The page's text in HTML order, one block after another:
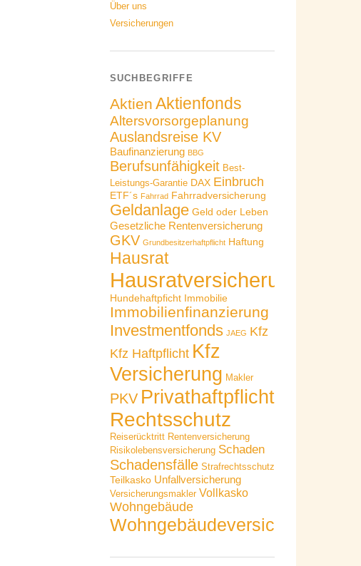
Über uns
Versicherungen
SUCHBEGRIFFE
Aktien Aktienfonds
Altersvorsorgeplanung
Auslandsreise KV
Baufinanzierung BBG
Berufsunfähigkeit Best-
Leistungs-Garantie DAX Einbruch
ETF´s Fahrrad Fahrradversicherung
Geldanlage Geld oder Leben
Gesetzliche Rentenversicherung
GKV Grundbesitzerhaftpflicht Haftung
Hausrat
Hausratversicherung
Hundehaftpficht Immobilie
Immobilienfinanzierung
Investmentfonds JAEG Kfz
Kfz Haftpflicht Kfz
Versicherung Makler
PKV Privathaftpflicht
Rechtsschutz
Reiserücktritt Rentenversicherung
Risikolebensversicherung Schaden
Schadensfälle Strafrechtsschutz
Teilkasko Unfallversicherung
Versicherungsmakler Vollkasko
Wohngebäude
Wohngebäudeversicherung